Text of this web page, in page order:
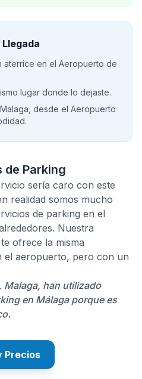
aterrice en el Aeropuerto de
lugar donde lo dejaste.
desde el Aeropuerto
de Parking
sería caro con este
realidad somos mucho
de parking en el
Nuestra
ofrece la misma
el aeropuerto, pero con un
Malaga, han utilizado
en Málaga porque es
Precios